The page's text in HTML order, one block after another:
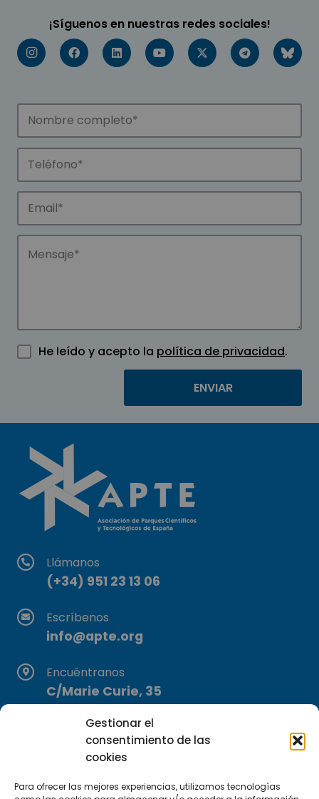
Gestionar el
consentimiento de las
cookies
Para ofrecer las mejores experiencias, utilizamos tecnologías
¡Síguenos en nuestras redes sociales!
He leído y acepto la política de privacidad.
Llámanos
(+34) 951 23 13 06
Escríbenos
info@apte.org
Encuéntranos
C/Marie Curie, 35